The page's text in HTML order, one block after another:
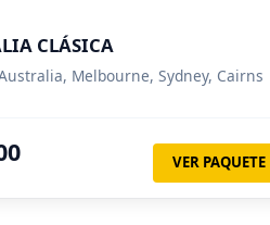
CLÁSICA
Melbourne, Sydney, Cairns
VER PAQUETE